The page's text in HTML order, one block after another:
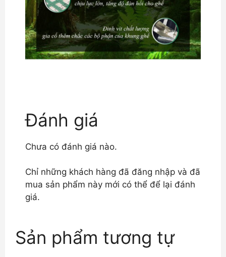
Đánh giá
Chưa có đánh giá nào.
Chỉ những khách hàng đã đăng nhập và đã
mua sản phẩm này mới có thể để lại đánh
giá.
Sản phẩm tương tự